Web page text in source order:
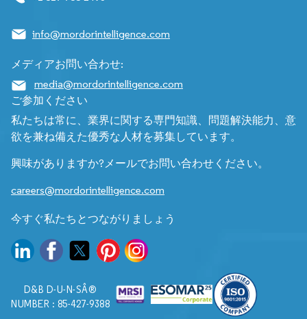
info@mordorintelligence.com
メディアお問い合わせ:
media@mordorintelligence.com
ご参加ください
私たちは常に、業界に関する専門知識、問題解決能力、意
欲を兼ね備えた優秀な人材を募集しています。
興味がありますか?メールでお問い合わせください。
careers@mordorintelligence.com
今すぐ私たちとつながりましょう
D&B D-U-N-SÂ®
NUMBER : 85-427-9388